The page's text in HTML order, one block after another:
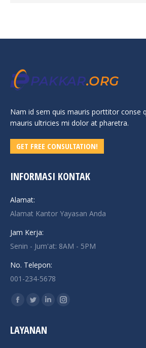
Nam id sem quis mauris porttitor conse
mauris ultricies mi dolor at pharetra.
GET FREE CONSULTATION!
INFORMASI KONTAK
Alamat:
Alamat Kantor Yayasan Anda
Jam Kerja:
Senin - Jum'at: 8AM - 5PM
No. Telepon:
001-234-5678
Find us on:
Facebook
opens
Twitter
opens
LinkedinInstagram
LAYANAN